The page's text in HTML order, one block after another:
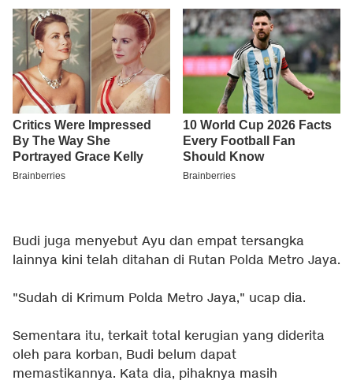
Budi juga menyebut Ayu dan empat tersangka
lainnya kini telah ditahan di Rutan Polda Metro Jaya.
"Sudah di Krimum Polda Metro Jaya," ucap dia.
Sementara itu, terkait total kerugian yang diderita
oleh para korban, Budi belum dapat
memastikannya. Kata dia, pihaknya masih